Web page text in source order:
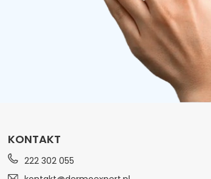
KONTAKT
222 302 055